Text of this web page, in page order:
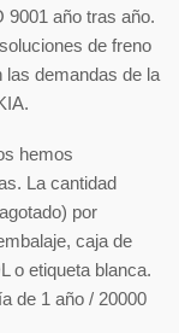
9001 año tras año.
de freno
las demandas de la
hemos
La cantidad
por
caja de
o etiqueta blanca.
de 1 año / 20000